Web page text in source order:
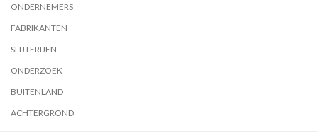
ONDERNEMERS
FABRIKANTEN
SLIJTERIJEN
ONDERZOEK
BUITENLAND
ACHTERGROND